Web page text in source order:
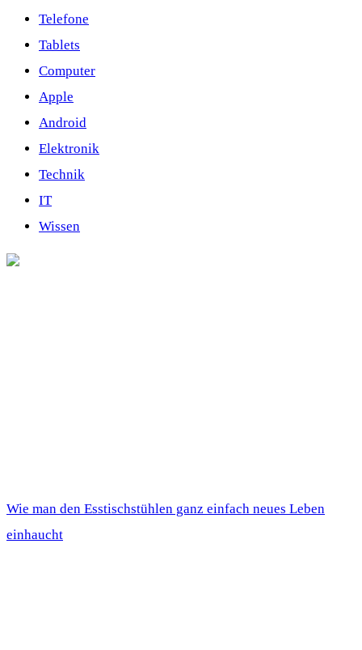
Telefone
Tablets
Computer
Apple
Android
Elektronik
Technik
IT
Wissen
Wie man den Esstischstühlen ganz einfach neues Leben
einhaucht